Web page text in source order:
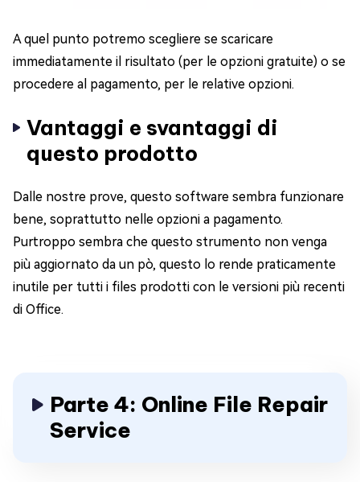
A quel punto potremo scegliere se scaricare
immediatamente il risultato (per le opzioni gratuite) o se
procedere al pagamento, per le relative opzioni.
Vantaggi e svantaggi di
questo prodotto
Dalle nostre prove, questo software sembra funzionare
bene, soprattutto nelle opzioni a pagamento.
Purtroppo sembra che questo strumento non venga
più aggiornato da un pò, questo lo rende praticamente
inutile per tutti i files prodotti con le versioni più recenti
di Office.
Parte 4: Online File Repair
Service